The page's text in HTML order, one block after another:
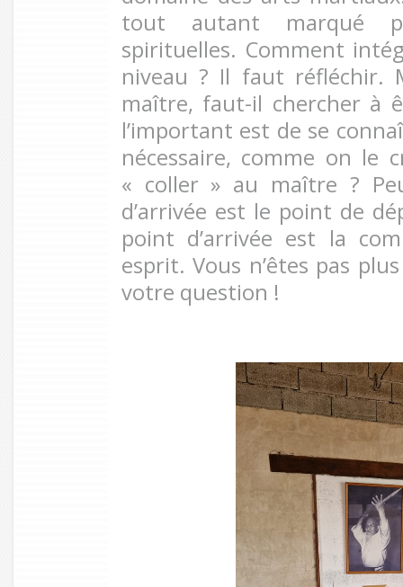
tout autant marqué
spirituelles. Comment
niveau ? Il faut réfléchir.
maître, faut-il chercher à
l’important est de se
nécessaire, comme on le
« coller » au maître ?
d’arrivée est le point de
point d’arrivée est la
esprit. Vous n’êtes pas
votre question !